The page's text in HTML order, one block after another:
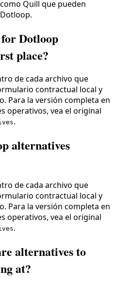
Quill que pueden
Dotloop
place?
de cada archivo que
contractual local y
Para la versión completa en
operativos, vea el original
.
alternatives
de cada archivo que
contractual local y
Para la versión completa en
operativos, vea el original
.
alternatives to
at?